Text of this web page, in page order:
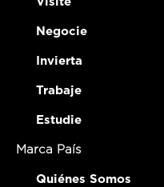
Negocie
Invierta
Trabaje
Estudie
Marca País
Quiénes Somos